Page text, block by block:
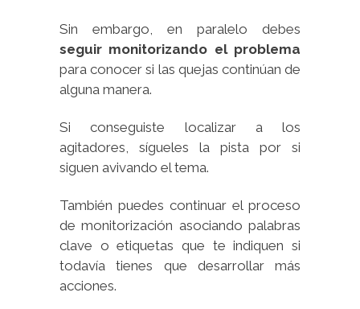
Sin embargo, en paralelo debes
seguir monitorizando el problema
para conocer si las quejas continúan de
alguna manera.
Si conseguiste localizar a los
agitadores, sígueles la pista por si
siguen avivando el tema.
También puedes continuar el proceso
de monitorización asociando palabras
clave o etiquetas que te indiquen si
todavía tienes que desarrollar más
acciones.